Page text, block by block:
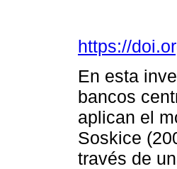
https://
En esta
bancos
aplican el
Soskice
través de